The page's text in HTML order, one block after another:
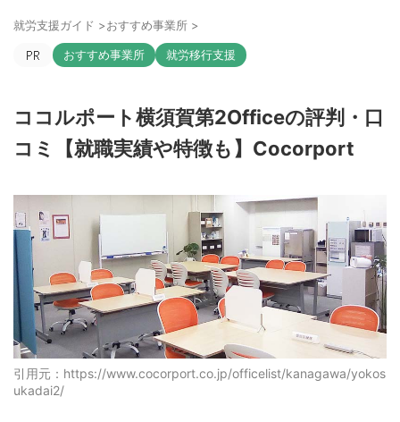
就労支援ガイド >おすすめ事業所 >
おすすめ事業所 就労移行支援
ココルポート横須賀第2Officeの評判・口
コミ【就職実績や特徴も】Cocorport
引用元：https://www.cocorport.co.jp/officelist/kanagawa/yokos
ukadai2/